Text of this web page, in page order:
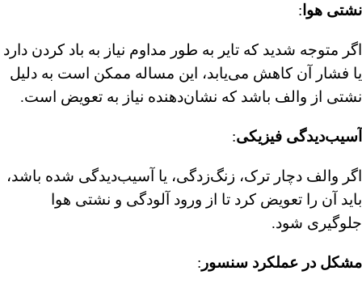
︎نشتی هوا :
اگر متوجه شدید که تایر به طور مداوم نیاز به باد کردن دارد
یا فشار آن کاهش می‌یابد، این مساله ممکن است به دلیل
نشتی از والف باشد که نشان‌دهنده نیاز به تعویض است.
︎آسیب‌دیدگی فیزیکی:
اگر والف دچار ترک، زنگ‌زدگی، یا آسیب‌دیدگی شده باشد،
باید آن را تعویض کرد تا از ورود آلودگی و نشتی هوا
جلوگیری شود.
مشکل در عملکرد سنسور :